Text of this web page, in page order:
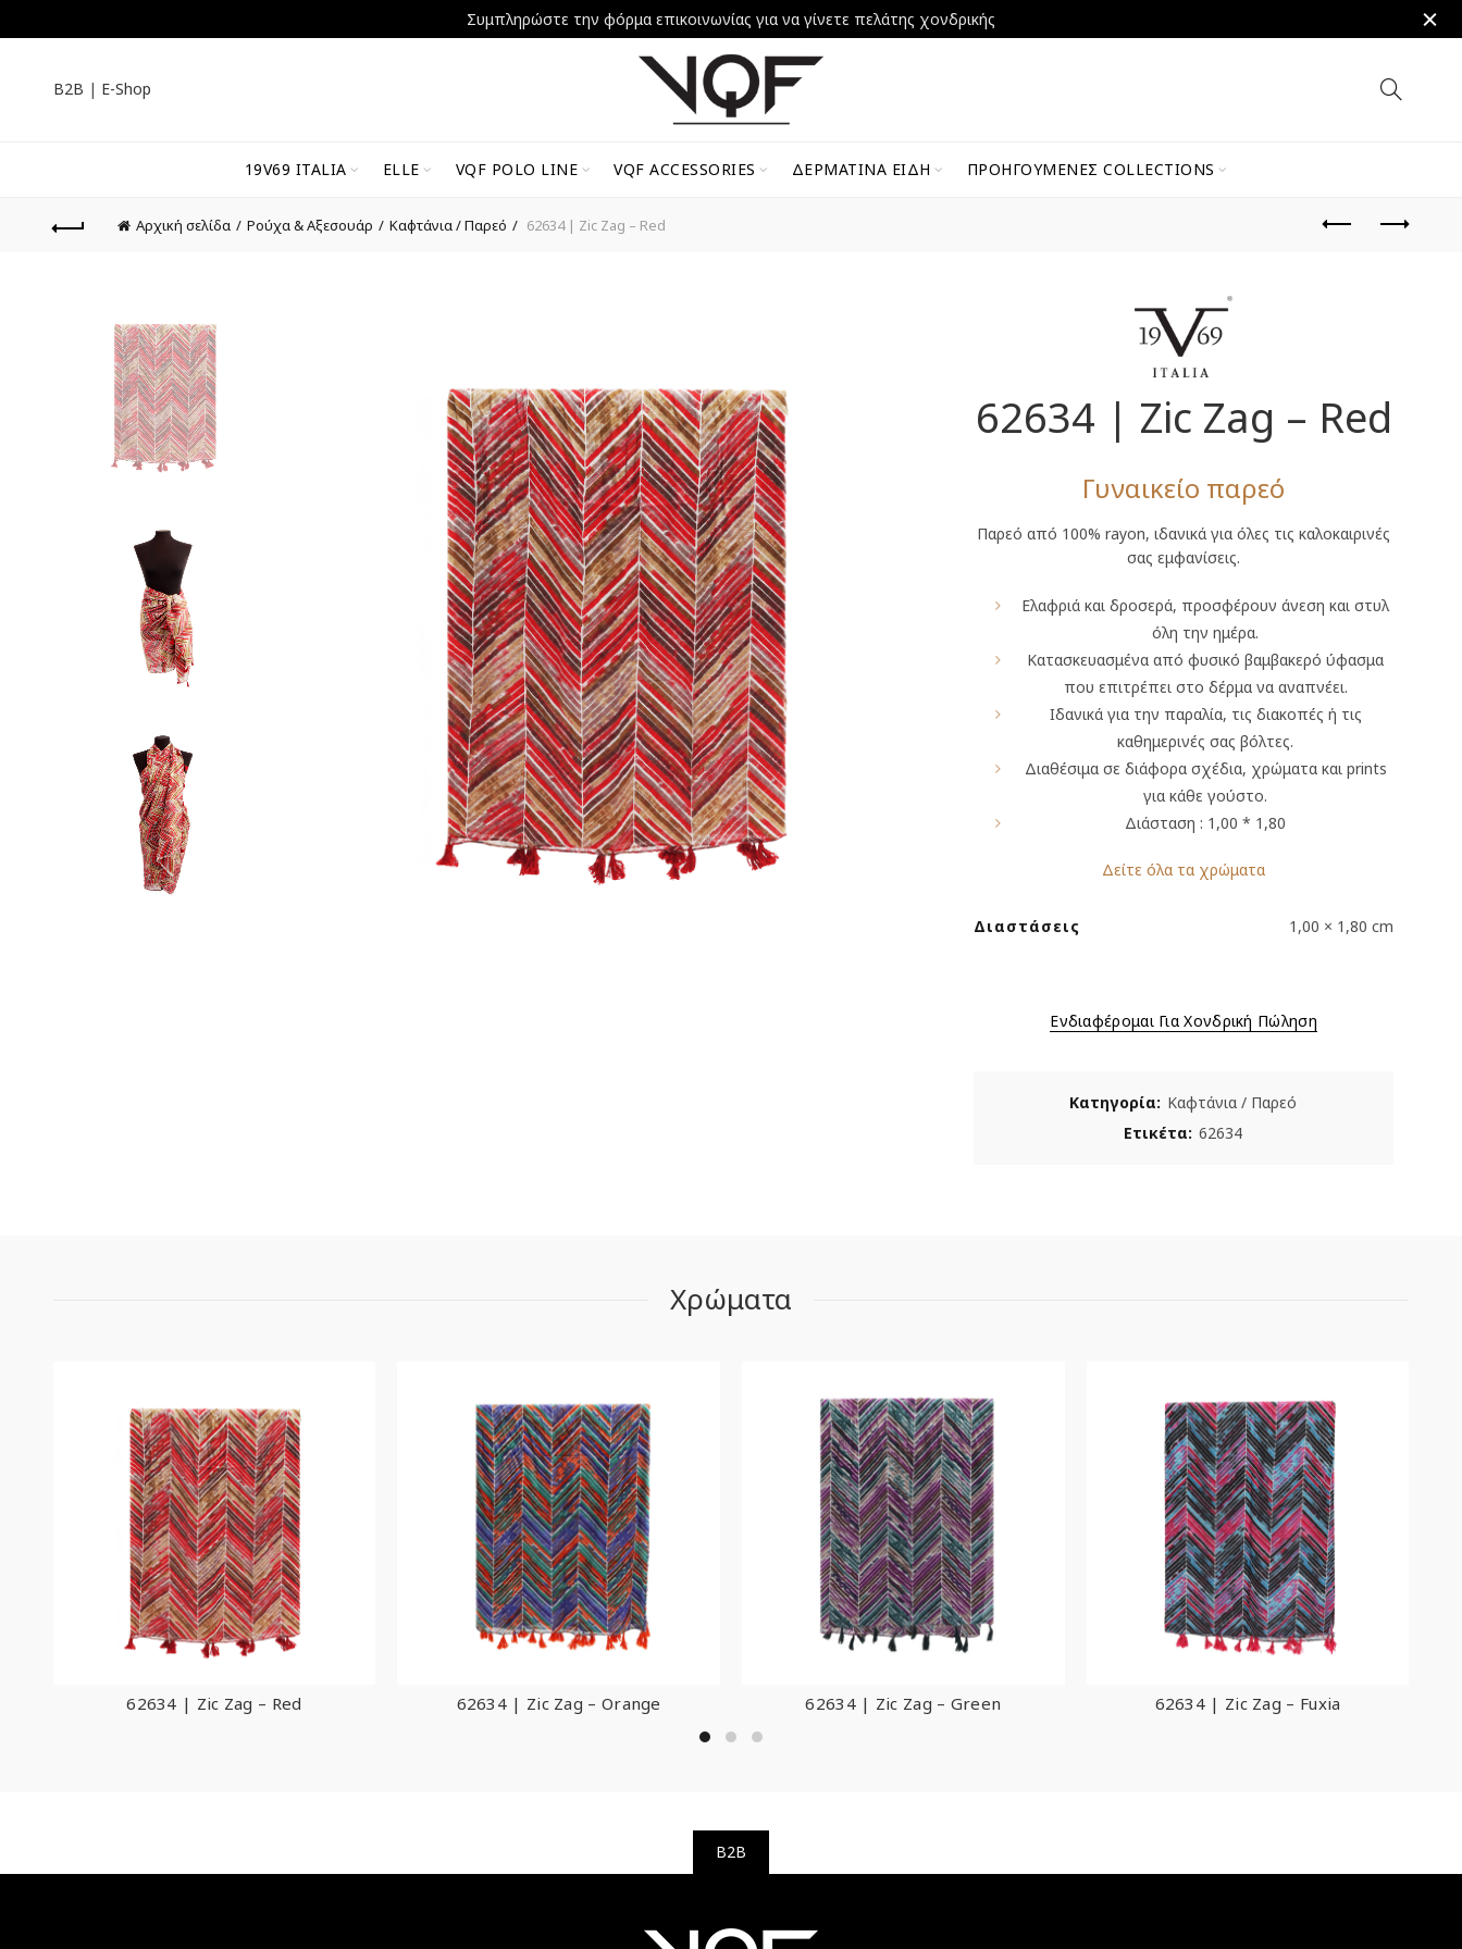
B2B | E-Shop
19V69 ITALIA ELLE VQF POLO LINE VQF ACCESSORIES ΔΕΡΜΆΤΙΝΑ ΕΊΔΗ ΠΡΟΗΓΟΎΜΕΝΕΣ COLLECTIONS
Αρχική σελίδα Ρούχα & Αξεσουάρ Καφτάνια / Παρεό 62634 | Zic Zag – Red
62634 | Zic Zag – Red
Γυναικείο παρεό
Παρεό από 100% rayon, ιδανικά για όλες τις καλοκαιρινές
σας εμφανίσεις.
Ελαφριά και δροσερά, προσφέρουν άνεση και στυλ
όλη την ημέρα.
Κατασκευασμένα από φυσικό βαμβακερό ύφασμα
που επιτρέπει στο δέρμα να αναπνέει.
Ιδανικά για την παραλία, τις διακοπές ή τις
καθημερινές σας βόλτες.
Διαθέσιμα σε διάφορα σχέδια, χρώματα και prints
για κάθε γούστο.
Διάσταση : 1,00 * 1,80
Δείτε όλα τα χρώματα
Διαστάσεις 1,00 × 1,80 cm
Ενδιαφέρομαι Για Χονδρική Πώληση
Κατηγορία: Καφτάνια / Παρεό
Ετικέτα: 62634
Χρώματα
62634 | Zic Zag – Red 62634 | Zic Zag – Orange 62634 | Zic Zag – Green 62634 | Zic Zag – Fuxia
B2B
Συμπληρώστε την φόρμα επικοινωνίας για να γίνετε πελάτης χονδρικής